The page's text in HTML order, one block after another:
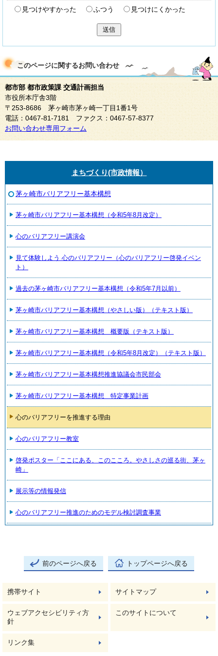
見つけやすかった ふつう 見つけにくかった
送信
このページに関するお問い合わせ
都市部 都市政策課 交通計画担当
市役所本庁舎3階
〒253-8686 茅ヶ崎市茅ヶ崎一丁目1番1号
電話：0467-81-7181 ファクス：0467-57-8377
お問い合わせ専用フォーム
まちづくり(市政情報）
茅ヶ崎市バリアフリー基本構想
茅ヶ崎市バリアフリー基本構想（令和5年8月改定）
心のバリアフリー講演会
見て体験しよう 心のバリアフリー（心のバリアフリー啓発イベン
ト）
過去の茅ヶ崎市バリアフリー基本構想（令和5年7月以前）
茅ヶ崎市バリアフリー基本構想（やさしい版）（テキスト版）
茅ヶ崎市バリアフリー基本構想 概要版（テキスト版）
茅ヶ崎市バリアフリー基本構想（令和5年8月改定）（テキスト版）
茅ヶ崎市バリアフリー基本構想推進協議会市民部会
茅ヶ崎市バリアフリー基本構想 特定事業計画
心のバリアフリーを推進する理由
心のバリアフリー教室
啓発ポスター「ここにある、このこころ。やさしさの巡る街、茅ヶ
崎」
展示等の情報発信
心のバリアフリー推進のためのモデル検討調査事業
前のページへ戻る トップページへ戻る
携帯サイト サイトマップ
ウェブアクセシビリティ方
針
このサイトについて
リンク集